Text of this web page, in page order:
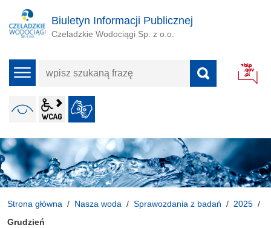
Biuletyn Informacji Publicznej
Czeladzkie Wodociągi Sp. z o.o.
menu
wpisz
frazę
WERSJA KONTRASTOWA
wcag2.1
Strona główna Nasza woda Sprawozdania z badań
2025
Grudzień